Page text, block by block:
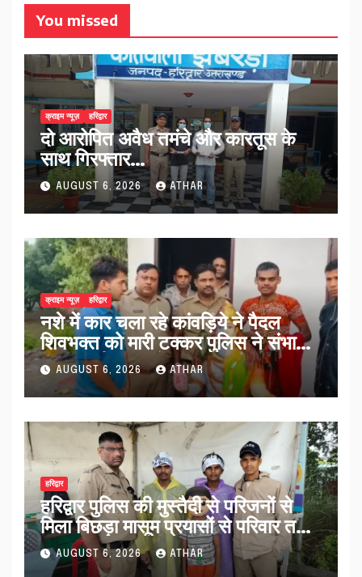
You missed
क्राइम न्यूज़ हरिद्वार
दो आरोपित अवैध तमंचे और कारतूस के
साथ गिरफ्तार…
AUGUST 6, 2026 ATHAR
क्राइम न्यूज़ हरिद्वार
नशे में कार चला रहे कांवड़िये ने पैदल
शिवभक्त को मारी टक्कर पुलिस ने संभाला
मामला नई कांवड़ देकर रवाना किया…
AUGUST 6, 2026 ATHAR
हरिद्वार
हरिद्वार पुलिस की मुस्तैदी से परिजनों से
मिला बिछड़ा मासूम प्रयासों से परिवार तक
पहुंचा काशी…
AUGUST 6, 2026 ATHAR